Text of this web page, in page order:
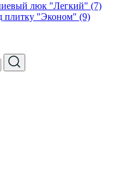
люк "Легкий" (7)
плитку "Эконом" (9)